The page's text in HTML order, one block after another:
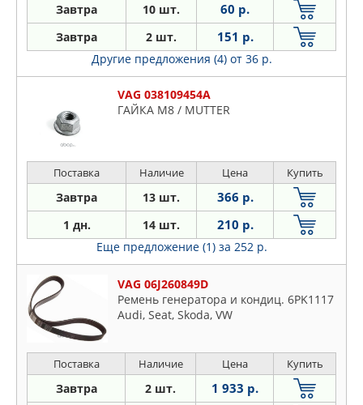
Завтра 10 шт. 60 р.
Завтра 2 шт. 151 р.
Другие предложения (4) от 36 р.
VAG 038109454A
ГАЙКА M8 / MUTTER
Поставка Наличие Цена Купить
Завтра 13 шт. 366 р.
1 дн. 14 шт. 210 р.
Еще предложение (1) за 252 р.
VAG 06J260849D
Ремень генератора и кондиц. 6PK1117
Audi, Seat, Skoda, VW
Поставка Наличие Цена Купить
Завтра 2 шт. 1 933 р.